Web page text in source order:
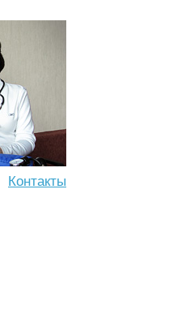
Контакты